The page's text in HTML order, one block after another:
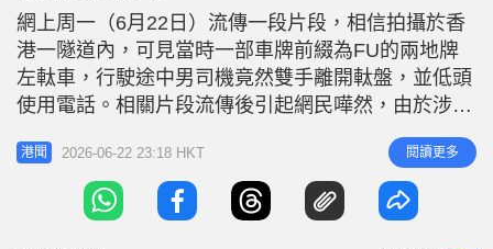
網上周一（6月22日）流傳一段片段，相信拍攝於香
港一隧道內，可見當時一部車牌前綴為FU的兩地牌
左軚車，行駛途中男司機竟然雙手離開軚盤，並低頭
使用電話。相關片段流傳後引起網民嘩然，由於涉案
私家車當時車身穩定且車速不低，有網民質疑該司機
是違規使用駕駛輔助系統，直言「嘩馬路核彈」、
「隧道內用自駕系統真夠勇？GPS真的能完全收到
嗎」。 根據運輸署文件，未獲批准的「整體組合式
港聞 2026-06-22 23:18 HKT 閱讀更多